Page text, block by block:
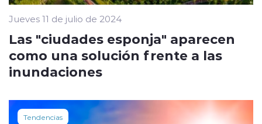
Jueves 11 de julio de 2024
Las "ciudades esponja" aparecen
como una solución frente a las
inundaciones
Tendencias